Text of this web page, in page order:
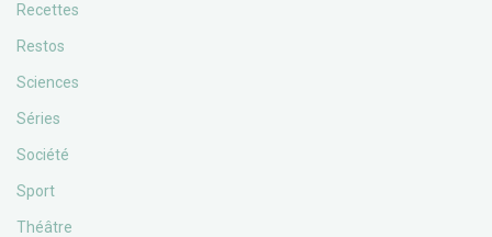
Recettes
Restos
Sciences
Séries
Société
Sport
Théâtre